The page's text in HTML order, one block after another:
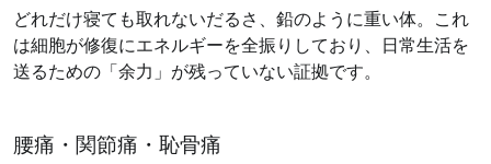
どれだけ寝ても取れないだるさ、鉛のように重い体。これ
は細胞が修復にエネルギーを全振りしており、日常生活を
送るための「余力」が残っていない証拠です。
腰痛・関節痛・恥骨痛